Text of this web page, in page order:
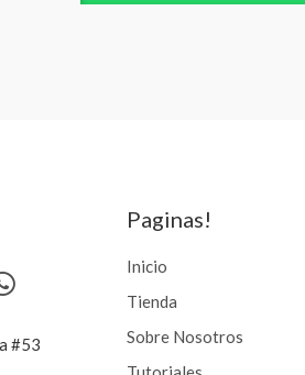
#53
Paginas!
Inicio
Tienda
Sobre Nosotros